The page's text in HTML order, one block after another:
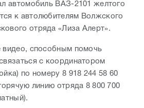
автомобиль ВАЗ-2101 желтого
к автолюбителям Волжского
отряда «Лиза Алерт».
видео, способным помочь
с координатором
по номеру 8 918 244 58 60
линию отряда 8 800 700